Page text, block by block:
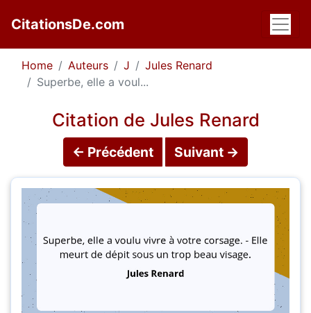
CitationsDe.com
Home Auteurs J
Jules Renard
Superbe, elle a voul...
Citation de Jules Renard
← Précédent Suivant →